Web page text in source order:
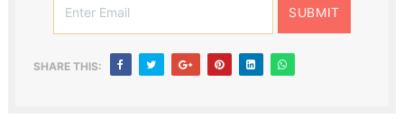
SHARE THIS: